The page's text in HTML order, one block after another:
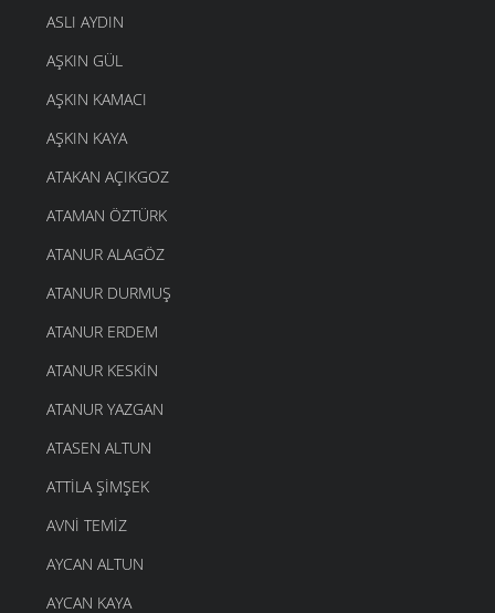
ASLI AYDIN
AŞKIN GÜL
AŞKIN KAMACI
AŞKIN KAYA
ATAKAN AÇIKGOZ
ATAMAN ÖZTÜRK
ATANUR ALAGÖZ
ATANUR DURMUŞ
ATANUR ERDEM
ATANUR KESKIN
ATANUR YAZGAN
ATASEN ALTUN
ATTILA ŞIMŞEK
AVNI TEMIZ
AYCAN ALTUN
AYCAN KAYA